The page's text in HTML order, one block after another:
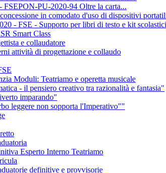
FSEPON-PU-2020-94 Oltre la carta...
in comodato d'uso di dispositivi
- FSE - Supporto per libri di testo e kit
Smart Class
e collaudatore
attività di progettazione e collaudo
Moduli: Teatriamo e operetta musicale
- il pensiero creativo tra razionalità e fantasia"
imparando"
leggere non sopporta l'Imperativo""
Esperto Interno Teatriamo
definitive e provvisorie